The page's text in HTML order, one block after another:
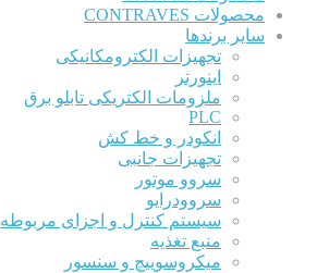
محصولات CONTRAVES
سایر برندها
تجهیزات الکترومکانیکی
اینورتر
ملزومات الکتریکی تابلو برق
PLC
انکودر و خط کش
تجهیزات جانبی
سروو موتور
سروودرایو
سیستم کنترل و اجزای مربوطه
منبع تغذیه
میکروسوییچ و سنسور